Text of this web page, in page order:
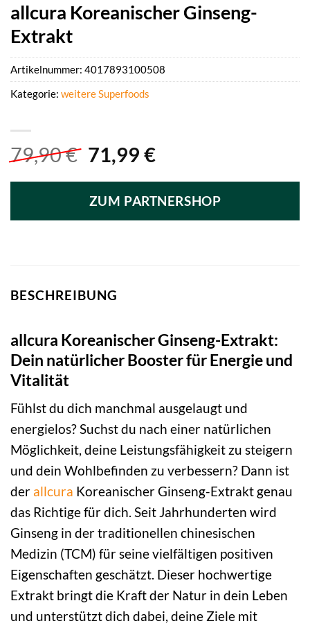
allcura Koreanischer Ginseng-
Extrakt
79,90€ Ursprünglicher
war:
79,90 €
71,99 €Aktueller
ist:
71,99 €.
ZUM PARTNERSHOP
Artikelnummer: 4017893100508
Kategorie: weitere Superfoods
BESCHREIBUNG
allcura Koreanischer Ginseng-Extrakt:
Dein natürlicher Booster für Energie und
Vitalität
Fühlst du dich manchmal ausgelaugt und
energielos? Suchst du nach einer natürlichen
Möglichkeit, deine Leistungsfähigkeit zu steigern
und dein Wohlbefinden zu verbessern? Dann ist
der allcura Koreanischer Ginseng-Extrakt genau
das Richtige für dich. Seit Jahrhunderten wird
Ginseng in der traditionellen chinesischen
Medizin (TCM) für seine vielfältigen positiven
Eigenschaften geschätzt. Dieser hochwertige
Extrakt bringt die Kraft der Natur in dein Leben
und unterstützt dich dabei, deine Ziele mit